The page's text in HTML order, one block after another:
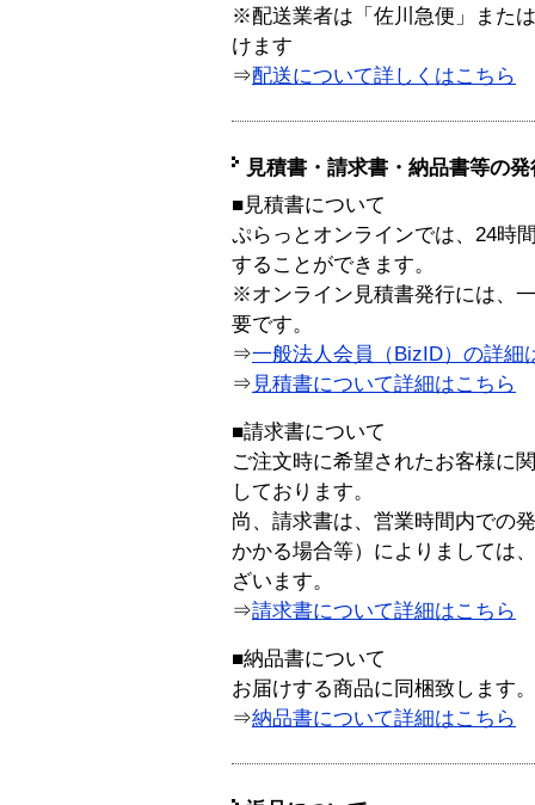
※配送業者は「佐川急便」また
けます
⇒配送について詳しくはこちら
見積書・請求書・納品書等の
■見積書について
ぷらっとオンラインでは、24時
することができます。
※オンライン見積書発行には、
要です。
⇒一般法人会員（BizID）の詳細
⇒ 見積書について詳細はこちら
■請求書について
ご注文時に希望されたお客様に
しております。
尚、請求書は、営業時間内での
かかる場合等）によりましては
ざいます。
⇒請求書について詳細はこちら
■納品書について
お届けする商品に同梱致します。
⇒納品書について詳細はこちら